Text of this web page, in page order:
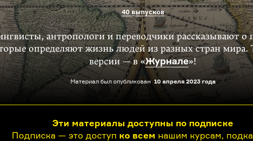
40 выпусков
антропологи и переводчики рассказывают о
определяют жизнь людей из разных стран мира.
версии — в «Журнале»!
Материал был опубликован 10 апреля 2023 года
Эти материалы доступны по подписке
Подписка — это доступ ко всем нашим курсам,